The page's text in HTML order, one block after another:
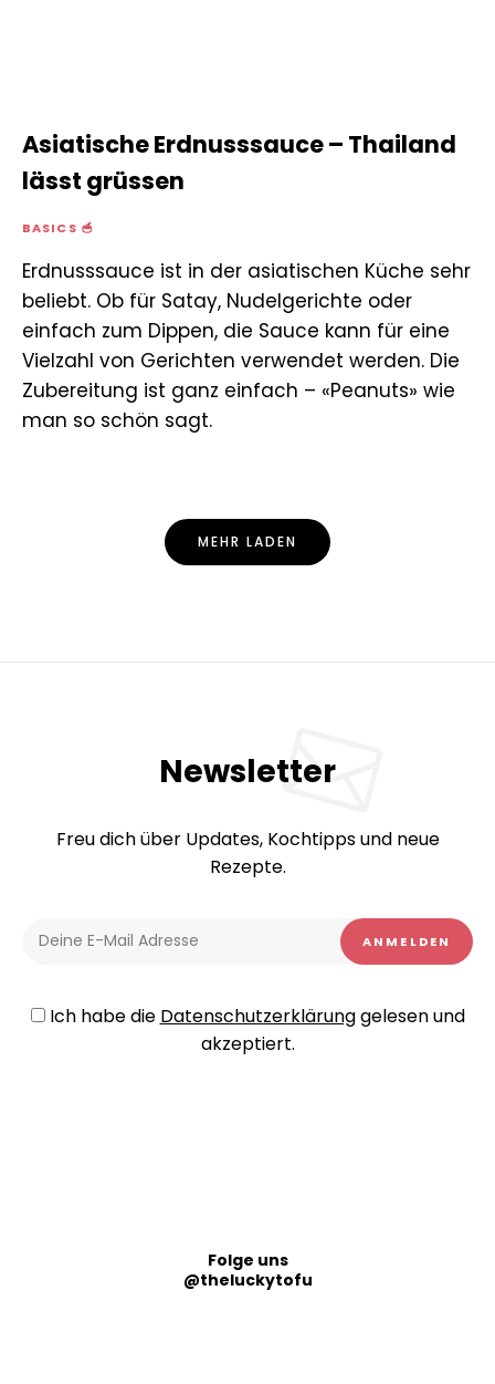
Asiatische Erdnusssauce – Thailand
lässt grüssen
BASICS 🥣
Erdnusssauce ist in der asiatischen Küche sehr
beliebt. Ob für Satay, Nudelgerichte oder
einfach zum Dippen, die Sauce kann für eine
Vielzahl von Gerichten verwendet werden. Die
Zubereitung ist ganz einfach – «Peanuts» wie
man so schön sagt.
MEHR LADEN
Newsletter
Freu dich über Updates, Kochtipps und neue
Rezepte.
Ich habe die Datenschutzerklärunggelesen und
akzeptiert.
Folge uns
@theluckytofu